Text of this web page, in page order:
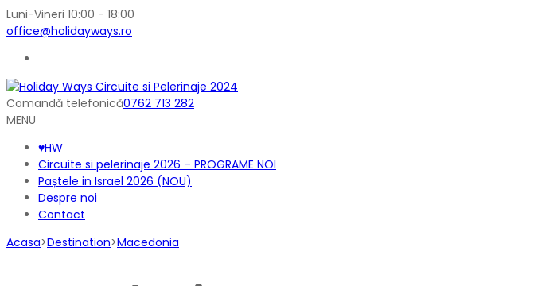
Luni-Vineri 10:00 - 18:00
office@holidayways.ro
Comandă telefonică0762 713 282
MENU
♥HW
Circuite si pelerinaje 2026 – PROGRAME NOI
Paștele in Israel 2026 (NOU)
Despre noi
Contact
Acasa>Destination>Macedonia